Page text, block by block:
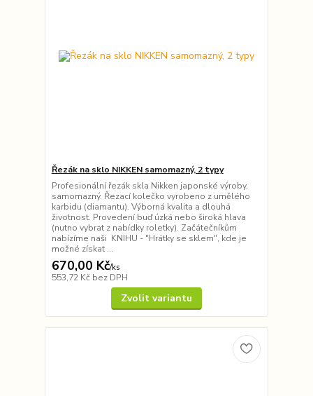
Řezák na sklo NIKKEN samomazný, 2 typy
Profesionální řezák skla Nikken japonské výroby,
samomazný. Řezací kolečko vyrobeno z umělého
karbidu (diamantu). Výborná kvalita a dlouhá
životnost. Provedení buď úzká nebo široká hlava
(nutno vybrat z nabídky roletky). Začátečníkům
nabízíme naši KNIHU - "Hrátky se sklem", kde je
možné získat ...
670,00 Kč/ks
553,72 Kč bez DPH
Zvolit variantu